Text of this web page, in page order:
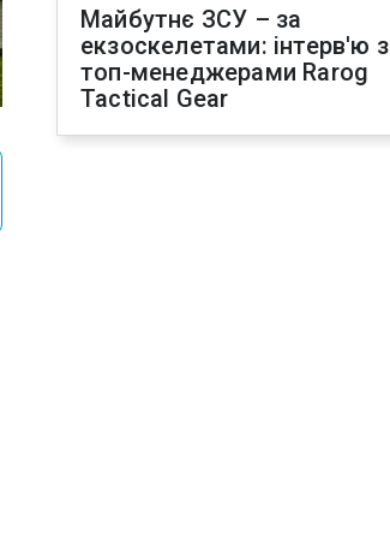
Майбутнє ЗСУ – за
екзоскелетами: інтерв'ю з
топ-менеджерами Rarog
Tactical Gear